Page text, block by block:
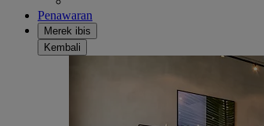
Penawaran
Merek ibis
Kembali